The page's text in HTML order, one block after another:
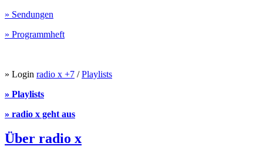
» Sendungen
» Programmheft
» Login radio x +7 /Playlists
» Playlists
» radio x geht aus
Über radio x